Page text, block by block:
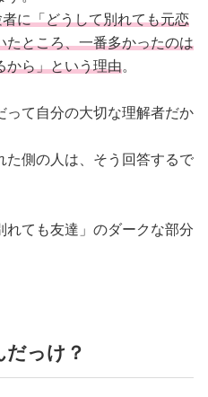
に「どうして別れても元恋
たところ、一番多かったのは
から」という理由。
って自分の大切な理解者だか
た側の人は、そう回答するで
れても友達」のダークな部分
っけ？